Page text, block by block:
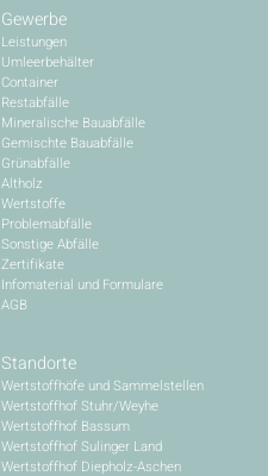
Gewerbe
Leistungen
Umleerbehälter
Container
Restabfälle
Mineralische Bauabfälle
Gemischte Bauabfälle
Grünabfälle
Altholz
Wertstoffe
Problemabfälle
Sonstige Abfälle
Zertifikate
Infomaterial und Formulare
AGB
Standorte
Wertstoffhöfe und Sammelstellen
Wertstoffhof Stuhr/Weyhe
Wertstoffhof Bassum
Wertstoffhof Sulinger Land
Wertstoffhof Diepholz-Aschen